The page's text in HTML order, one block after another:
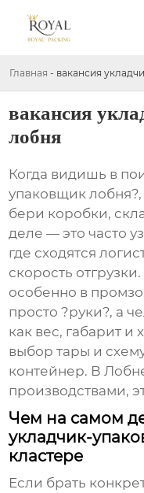
Главная - вакансия
вакансия
лобня
Когда видишь в
упаковщик лобня?,
бери коробки,
деле — это часто
где сходятся
скорость
особенно в
просто ?руки?, а
как вес, габарит и
выбор тары и
контейнер. В
производствами,
Чем на самом
укладчик-
кластере
Если брать